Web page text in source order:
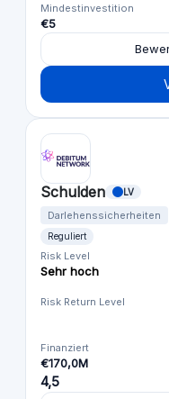
Mindestinvestition
€5
Schulden LV
Darlehenssicherheiten
Reguliert
Risk Level
Sehr hoch
Risk Return Level
Finanziert
€170,0M
4,5